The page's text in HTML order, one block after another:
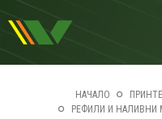
НАЧАЛО
РЕФИЛИ И НАЛИВНИ